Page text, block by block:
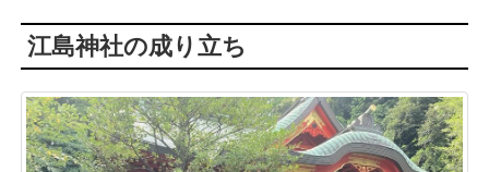
江島神社の成り立ち